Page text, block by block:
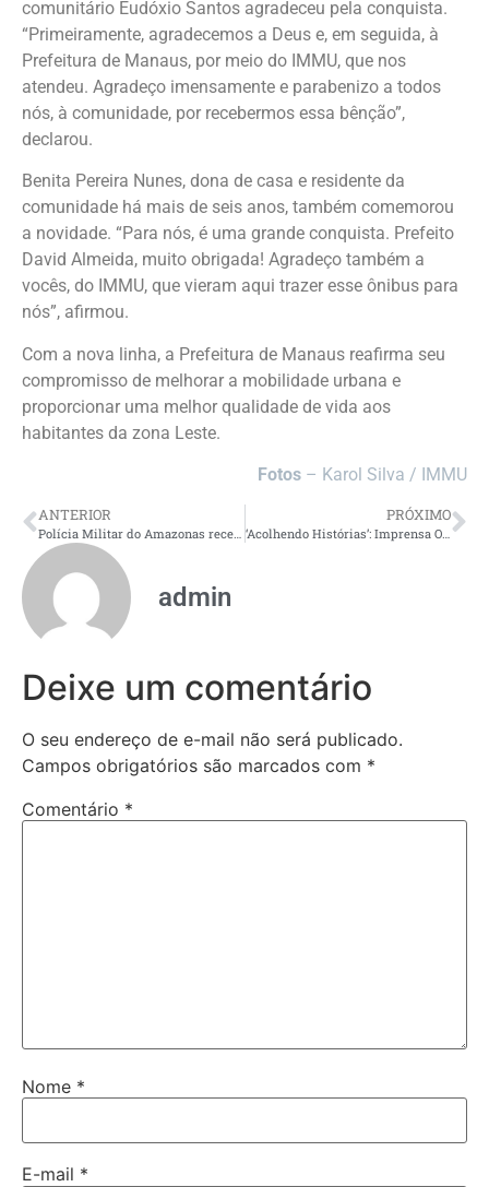
comunitário Eudóxio Santos agradeceu pela conquista.
“Primeiramente, agradecemos a Deus e, em seguida, à
Prefeitura de Manaus, por meio do IMMU, que nos
atendeu. Agradeço imensamente e parabenizo a todos
nós, à comunidade, por recebermos essa bênção”,
declarou.
Benita Pereira Nunes, dona de casa e residente da
comunidade há mais de seis anos, também comemorou
a novidade. “Para nós, é uma grande conquista. Prefeito
David Almeida, muito obrigada! Agradeço também a
vocês, do IMMU, que vieram aqui trazer esse ônibus para
nós”, afirmou.
Com a nova linha, a Prefeitura de Manaus reafirma seu
compromisso de melhorar a mobilidade urbana e
proporcionar uma melhor qualidade de vida aos
habitantes da zona Leste.
Fotos – Karol Silva / IMMU
ANTERIOR PRÓXIMO
‘Acolhendo Histórias’: Imprensa Oficial do Amazonas lança nova edição com arrecadação de livros em abril
admin
Deixe um comentário
O seu endereço de e-mail não será publicado.
Campos obrigatórios são marcados com *
Comentário *
Nome *
E-mail *